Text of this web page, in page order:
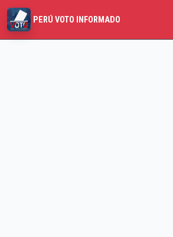
PERÚ VOTO INFORMADO